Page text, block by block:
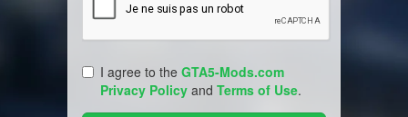
I agree to the GTA5-Mods.com
Privacy Policy and Terms of Use.